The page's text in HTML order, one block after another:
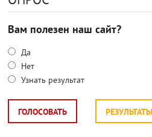
Вам полезен наш сайт?
Да
Нет
Узнать результат
ГОЛОСОВАТЬ РЕЗУЛЬТАТЫ